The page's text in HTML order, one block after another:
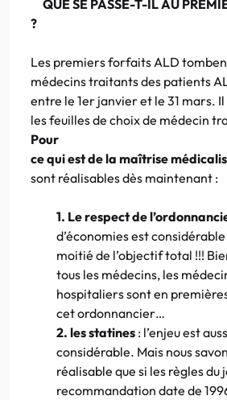
QUE SE PASSE-T-IL AU
?
Les premiers forfaits ALD
médecins traitants des patients
entre le 1er janvier et le 31 mars.
les feuilles de choix de médecin
Pour
ce qui est de la maîtrise
sont réalisables dès maintenant :
1. Le respect de
d’économies est
moitié de l’objectif total !!!
tous les médecins, les
hospitaliers sont en
cet ordonnancier…
2. les statines : l’enjeu est
considérable. Mais nous
réalisable que si les règles
recommandation date de